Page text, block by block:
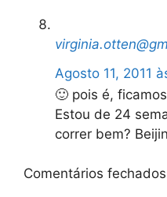
Agosto 11, 2011
🙂 pois é,
Estou de 24
correr bem?
Comentários